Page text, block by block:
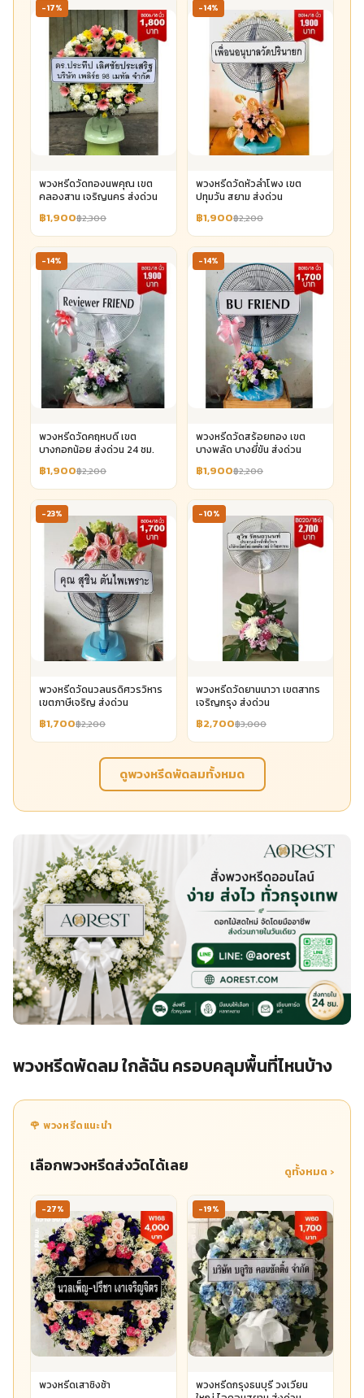
-17%
พวงหรีดวัดทองนพคุณ เขต
คลองสาน เจริญนคร ส่งด่วน
฿1,900฿2,300
-14%
พวงหรีดวัดหัวลำโพง เขต
ปทุมวัน สยาม ส่งด่วน
฿1,900฿2,200
-14%
พวงหรีดวัดคฤหบดี เขต
บางกอกน้อย ส่งด่วน 24 ชม.
฿1,900฿2,200
-14%
พวงหรีดวัดสร้อยทอง เขต
บางพลัด บางยี่ขัน ส่งด่วน
฿1,900฿2,200
-23%
พวงหรีดวัดนวลนรดิศวรวิหาร
เขตภาษีเจริญ ส่งด่วน
฿1,700฿2,200
-10%
พวงหรีดวัดยานนาวา เขตสาทร
เจริญกรุง ส่งด่วน
฿2,700฿3,000
ดูพวงหรีดพัดลมทั้งหมด
พวงหรีดพัดลม ใกล้ฉัน ครอบคลุมพื้นที่ไหนบ้าง
🌹 พวงหรีดแนะนำ
เลือกพวงหรีดส่งวัดได้เลย ดูทั้งหมด ›
-27%
พวงหรีดเสาชิงช้า
-19%
พวงหรีดกรุงธนบุรี วงเวียน